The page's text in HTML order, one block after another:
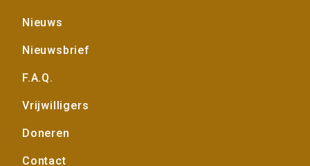
Voet
Nieuws
Nieuwsbrief
F.A.Q.
Vrijwilligers
Doneren
Contact